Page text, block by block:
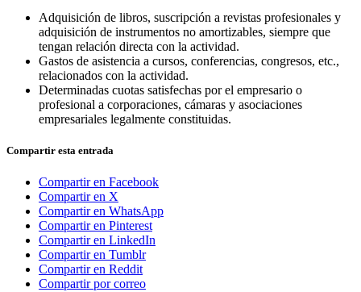
Adquisición de libros, suscripción a revistas profesionales y
adquisición de instrumentos no amortizables, siempre que
tengan relación directa con la actividad.
Gastos de asistencia a cursos, conferencias, congresos, etc.,
relacionados con la actividad.
Determinadas cuotas satisfechas por el empresario o
profesional a corporaciones, cámaras y asociaciones
empresariales legalmente constituidas.
Compartir esta entrada
Compartir en Facebook
Compartir en X
Compartir en WhatsApp
Compartir en Pinterest
Compartir en LinkedIn
Compartir en Tumblr
Compartir en Reddit
Compartir por correo